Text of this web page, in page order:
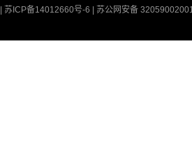
苏ICP备14012660号-6 苏公网安备